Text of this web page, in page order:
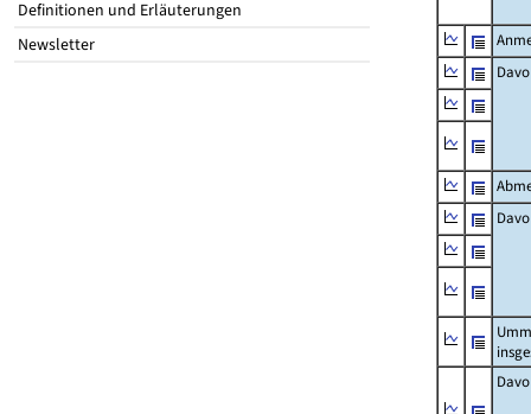
Definitionen und Erläuterungen
Newsletter